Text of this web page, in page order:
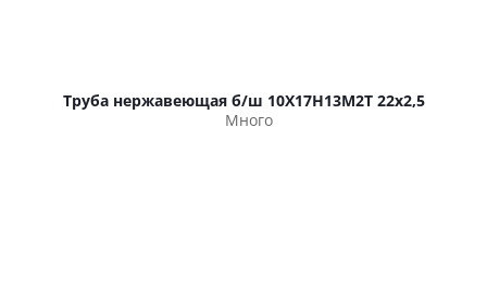
Труба нержавеющая б/ш 10Х17Н13М2Т 22х2,5
Много